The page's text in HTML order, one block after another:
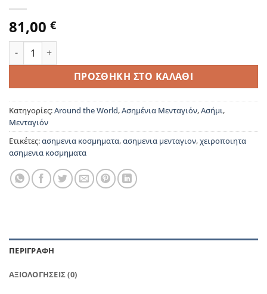
81,00 €
Ασημένιο μενταγιόν "Around the World" μεγάλο ποσότητα
ΠΡΟΣΘΉΚΗ ΣΤΟ ΚΑΛΆΘΙ
Κατηγορίες:Around the World,Ασημένια Μενταγιόν,Ασήμι,
Μενταγιόν
Ετικέτες:ασημενια κοσμηματα,ασημενια μενταγιον,χειροποιητα
ασημενια κοσμηματα
ΠΕΡΙΓΡΑΦΉ
ΑΞΙΟΛΟΓΉΣΕΙΣ (0)